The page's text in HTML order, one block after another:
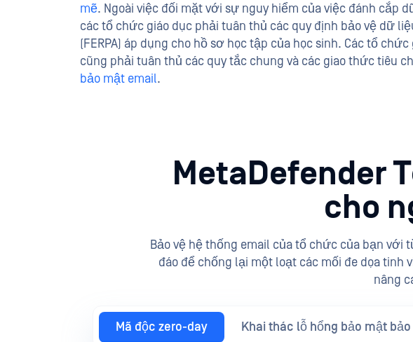
mẽ. Ngoài việc đối mặt với sự nguy hiểm của việc đánh cắp
các tổ chức giáo dục phải tuân thủ các quy định bảo vệ dữ
(FERPA) áp dụng cho hồ sơ học tập của học sinh. Các tổ chức
cũng phải tuân thủ các quy tắc chung và các giao thức tiêu
bảo mật email.
MetaDefender
cho
Bảo vệ hệ thống email của tổ chức của bạn với
đáo để chống lại một loạt các mối đe dọa tinh
nâng
Mã độc zero-day Khai thác lỗ hổng bảo mật